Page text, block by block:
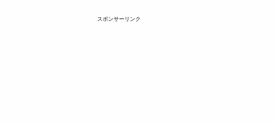
シンプルピアス